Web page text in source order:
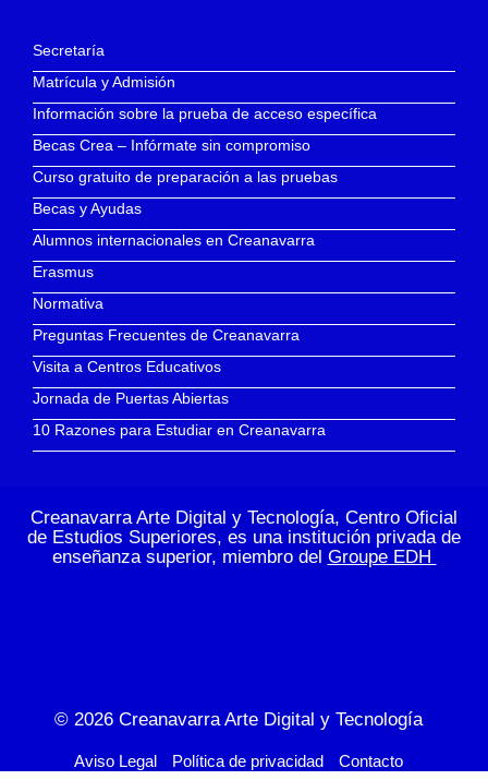
Secretaría
Matrícula y Admisión
Información sobre la prueba de acceso específica
Becas Crea – Infórmate sin compromiso
Curso gratuito de preparación a las pruebas
Becas y Ayudas
Alumnos internacionales en Creanavarra
Erasmus
Normativa
Preguntas Frecuentes de Creanavarra
Visita a Centros Educativos
Jornada de Puertas Abiertas
10 Razones para Estudiar en Creanavarra
Creanavarra Arte Digital y Tecnología, Centro Oficial
de Estudios Superiores, es una institución privada de
enseñanza superior, miembro del Groupe EDH
© 2026 Creanavarra Arte Digital y Tecnología
Aviso Legal Política de privacidad Contacto